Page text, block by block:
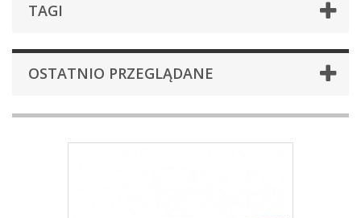
TAGI
OSTATNIO PRZEGLĄDANE